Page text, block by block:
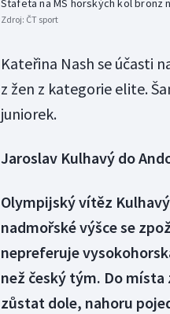
Štafeta na MS horských kol bronz
Zdroj: ČT sport
Kateřina Nash se účasti
z žen z kategorie elite.
juniorek.
Jaroslav Kulhavý do
Olympijský vítěz
nadmořské výšce se
nepreferuje
než český tým. Do
zůstat dole, nahoru